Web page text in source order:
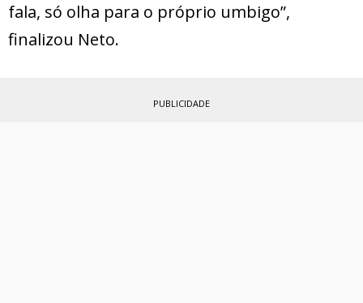
fala, só olha para o próprio umbigo”,
finalizou Neto.
PUBLICIDADE